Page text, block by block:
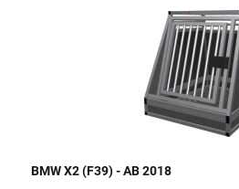
BMW X2 (F39) - AB 2018